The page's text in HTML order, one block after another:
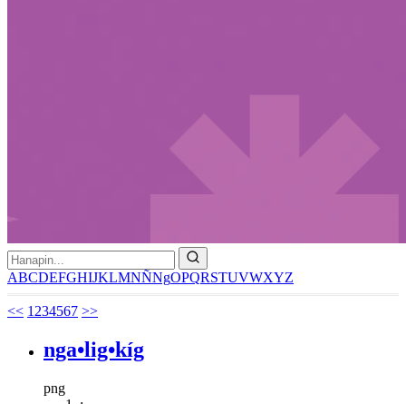
ABCDEFGHIJKLMNÑNgOPQRSTUVWXYZ
<< 1 234567 >>
nga•lig•kíg
png